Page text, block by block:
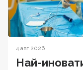
4 авг 2026
Най-